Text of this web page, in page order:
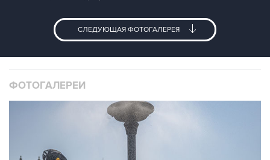
СЛЕДУЮЩАЯ ФОТОГАЛЕРЕЯ
ФОТОГАЛЕРЕИ